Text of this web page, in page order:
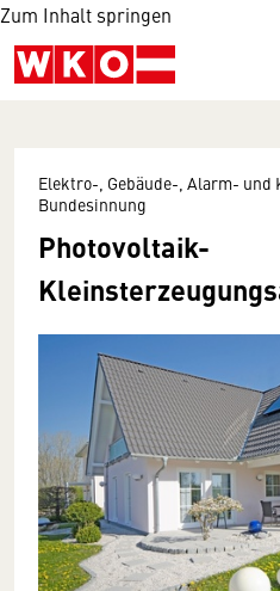
Zum Inhalt springen
Elektro-, Gebäude-, Alarm-
Bundesinnung
Photovoltaik-